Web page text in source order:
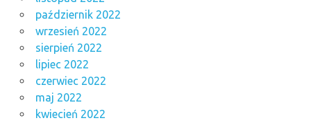
październik 2022
wrzesień 2022
sierpień 2022
lipiec 2022
czerwiec 2022
maj 2022
kwiecień 2022